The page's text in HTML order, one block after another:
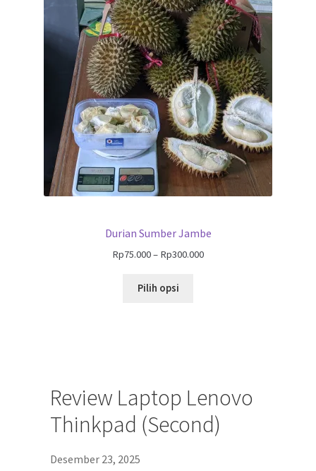
Durian Sumber Jambe
Rp75.000– Rp300.000
Pilih opsi
Review Laptop Lenovo
Thinkpad (Second)
Desember 23, 2025